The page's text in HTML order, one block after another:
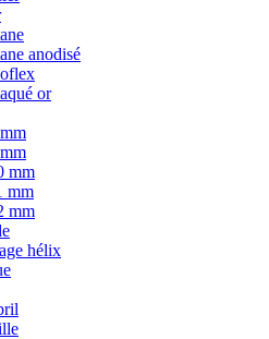
anodisé
or
mm
mm
mm
hélix